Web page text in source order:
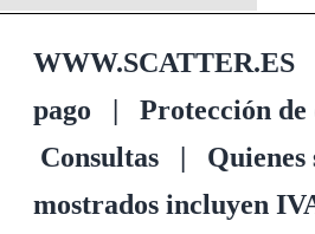
WWW.SCATTER.ES
pago | Protección de
Consultas | Quienes
mostrados incluyen